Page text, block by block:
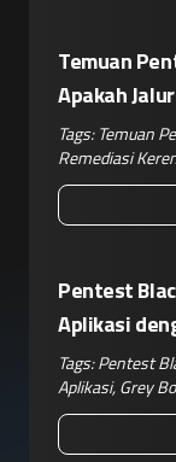
Temuan
Apakah
Terputus?
Tags: Temuan
Remediasi
Pentest
Aplikasi
Kompleks
Tags:Pentest
Aplikasi,Grey